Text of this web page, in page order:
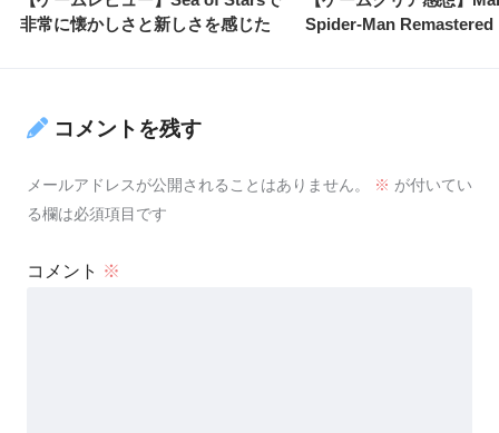
非常に懐かしさと新しさを感じた
Spider-Man Remastered
コメントを残す
メールアドレスが公開されることはありません。 ※ が付いてい
る欄は必須項目です
コメント ※